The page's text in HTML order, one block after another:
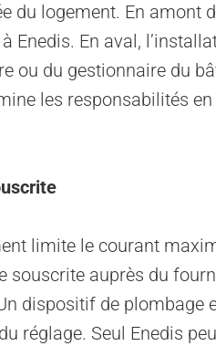
du logement. En amont
Enedis. En aval,
ou du gestionnaire du
les responsabilités
limite le courant
auprès du
dispositif de plombage
réglage. Seul Enedis